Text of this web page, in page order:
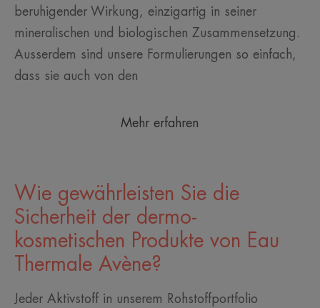
beruhigender Wirkung, einzigartig in seiner
mineralischen und biologischen Zusammensetzung.
Ausserdem sind unsere Formulierungen so einfach,
dass sie auch von den
Mehr erfahren
Wie gewährleisten Sie die
Sicherheit der dermo-
kosmetischen Produkte von Eau
Thermale Avène?
Jeder Aktivstoff in unserem Rohstoffportfolio